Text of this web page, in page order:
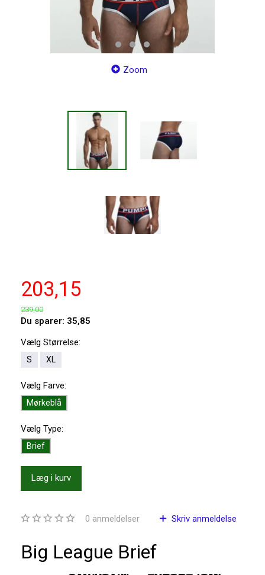
Zoom
203,15
239,00
Du sparer: 35,85
Vælg Størrelse:
S XL
Vælg Farve:
Mørkeblå
Vælg Type:
Brief
Læg i kurv
0 anmeldelser Skriv anmeldelse
Big League Brief